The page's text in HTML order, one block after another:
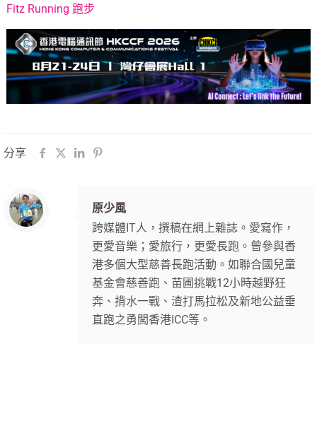
Fitz Running 跑步
分享
原少風
跨媒體IT人，撰稿在網上雜誌。愛寫作，
更愛音樂；愛旅行，更愛長跑。曾參與香
港多個大型慈善長跑活動。如聯合國兒童
基金會慈善跑、苗圃挑戰12小時越野狂
奔、揹水一戰、渣打馬拉松及新地公益垂
直跑之勇闖香港ICC等。